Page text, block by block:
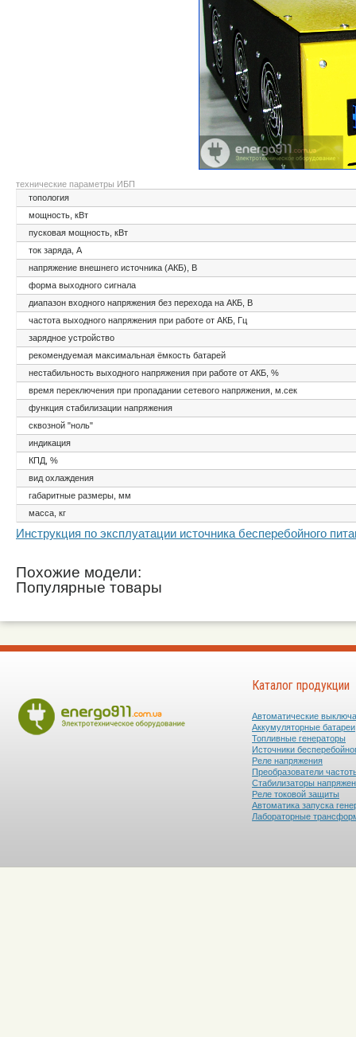
технические параметры ИБП
топология
мощность, кВт
пусковая мощность, кВт
ток заряда, А
напряжение внешнего источника (АКБ), В
форма выходного сигнала
диапазон входного напряжения без перехода на АКБ, В
частота выходного напряжения при работе от АКБ, Гц
зарядное устройство
рекомендуемая максимальная ёмкость батарей
нестабильность выходного напряжения при работе от АКБ, %
время переключения при пропадании сетевого напряжения, м.сек
функция стабилизации напряжения
сквозной "ноль"
индикация
КПД, %
вид охлаждения
габаритные размеры, мм
масса, кг
Инструкция по эксплуатации источника бесперебойного
Похожие модели:
Популярные товары
Каталог продукции
Автоматические
Аккумуляторные батареи
Топливные генераторы
Источники
Реле напряжения
Преобразователи
Стабилизаторы
Реле токовой защиты
Автоматика запуска
Лабораторные